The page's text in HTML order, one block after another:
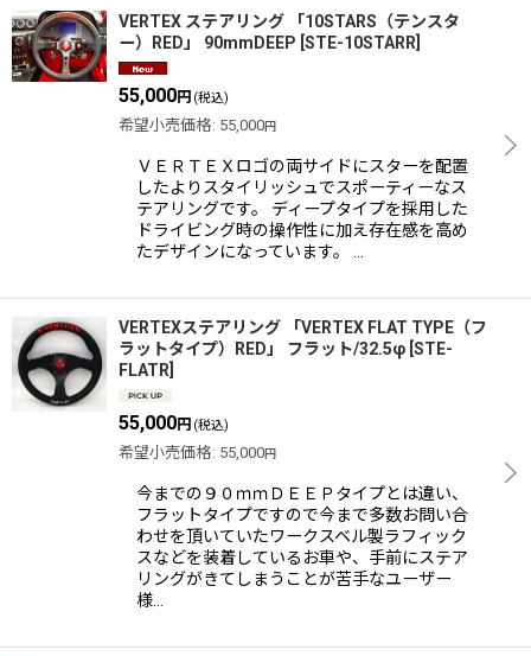
VERTEX ステアリング 「10STARS（テンスタ
ー）RED」 90mmDEEP [STE-10STARR]
55,000円 (税込)
希望小売価格: 55,000円
ＶＥＲＴＥＸロゴの両サイドにスターを配置
したよりスタイリッシュでスポーティーなス
テアリングです。 ディープタイプを採用した
ドライビング時の操作性に加え存在感を高め
たデザインになっています。 …
VERTEXステアリング 「VERTEX FLAT TYPE（フ
ラットタイプ）RED」 フラット/32.5φ [STE-
FLATR]
55,000円 (税込)
希望小売価格: 55,000円
今までの９０ｍｍＤＥＥＰタイプとは違い、
フラットタイプですので今まで多数お問い合
わせを頂いていたワークスベル製ラフィック
スなどを装着しているお車や、手前にステア
リングがきてしまうことが苦手なユーザー
様…